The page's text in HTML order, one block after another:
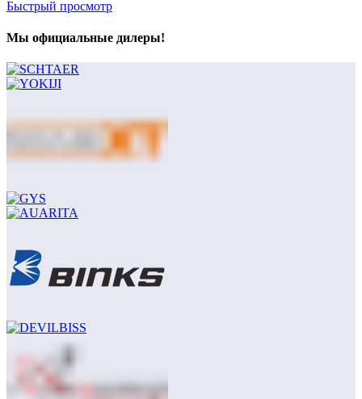
Быстрый просмотр
Мы официальные дилеры!